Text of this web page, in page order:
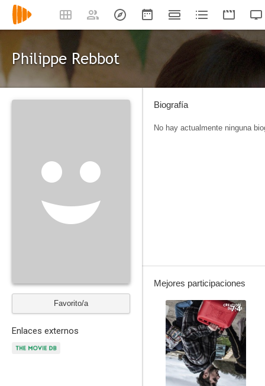
Philippe Rebbot
Favorito/a
Enlaces externos
Biografía
No hay actualmente ninguna
Mejores participaciones
7.4